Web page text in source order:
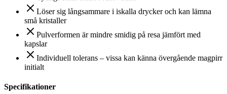
Löser sig långsammare i iskalla drycker och kan lämna
små kristaller
Pulverformen är mindre smidig på resa jämfört med
kapslar
Individuell tolerans – vissa kan känna övergående magpirr
initialt
Specifikationer